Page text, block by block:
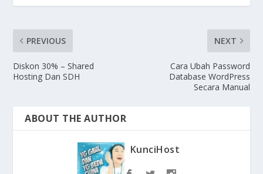
PREVIOUS
Diskon 30% – Shared
Hosting Dan SDH
NEXT
Cara Ubah Password
Database WordPress
Secara Manual
ABOUT THE AUTHOR
KunciHost